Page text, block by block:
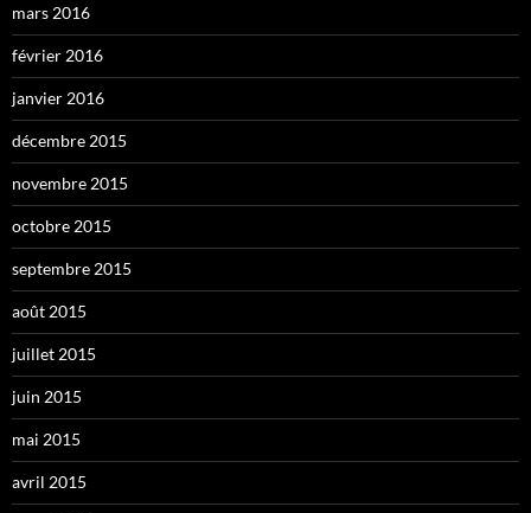
mars 2016
février 2016
janvier 2016
décembre 2015
novembre 2015
octobre 2015
septembre 2015
août 2015
juillet 2015
juin 2015
mai 2015
avril 2015